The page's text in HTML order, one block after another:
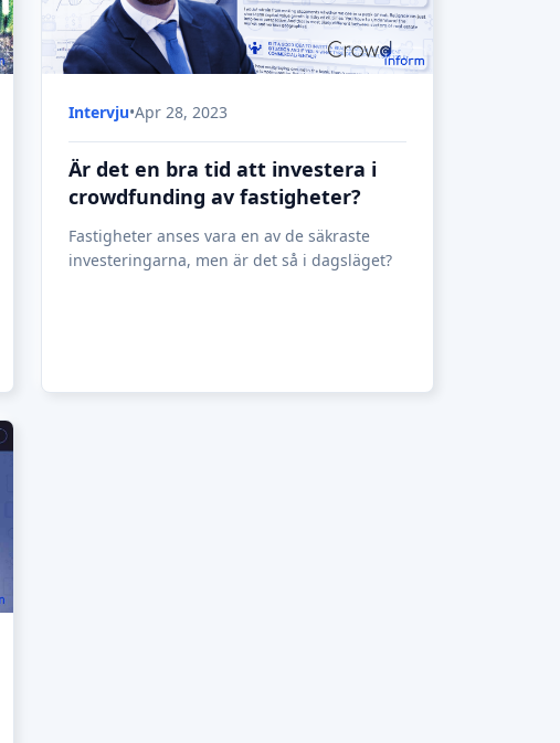
Är det en bra tid att investera i
crowdfunding av fastigheter?
investeringarna, men är det så i dagsläget?